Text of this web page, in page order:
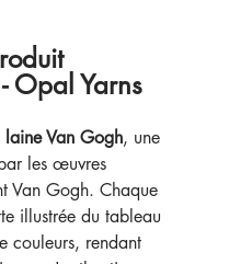
Opal Yarns
laine Van Gogh, une
les œuvres
Van Gogh. Chaque
illustrée du tableau
couleurs, rendant